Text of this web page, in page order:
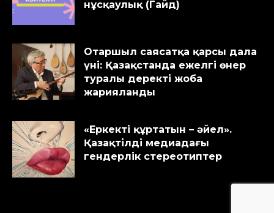
нұсқаулық (Гайд)
Отаршыл саясатқа қарсы дала
үні: Қазақстанда ежелгі өнер
туралы деректі жоба
жарияланды
«Еркекті құртатын – әйел».
Қазақтілді медиадағы
гендерлік стереотиптер